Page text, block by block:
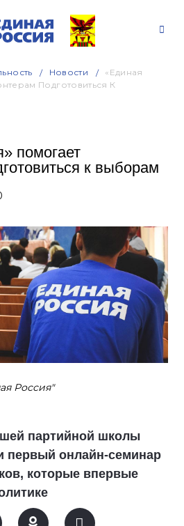
Новости
«Единая
Подготовиться К
помогает
к выборам
Россия"
партийной школы
первый онлайн-семинар
которые впервые